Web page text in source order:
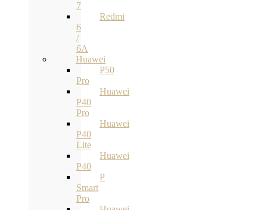
7
Redmi
6
/
6A
Huawei
P50
Pro
Huawei
P40
Pro
Huawei
P40
Lite
Huawei
P40
P
Smart
Pro